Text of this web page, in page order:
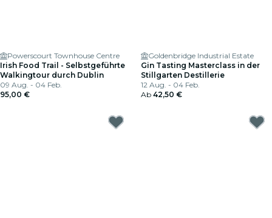
Powerscourt Townhouse Centre
Irish Food Trail - Selbstgeführte
Walkingtour durch Dublin
09 Aug. - 04 Feb.
95,00 €
Goldenbridge Industrial Estate
Gin Tasting Masterclass in der
Stillgarten Destillerie
12 Aug. - 04 Feb.
Ab 42,50 €